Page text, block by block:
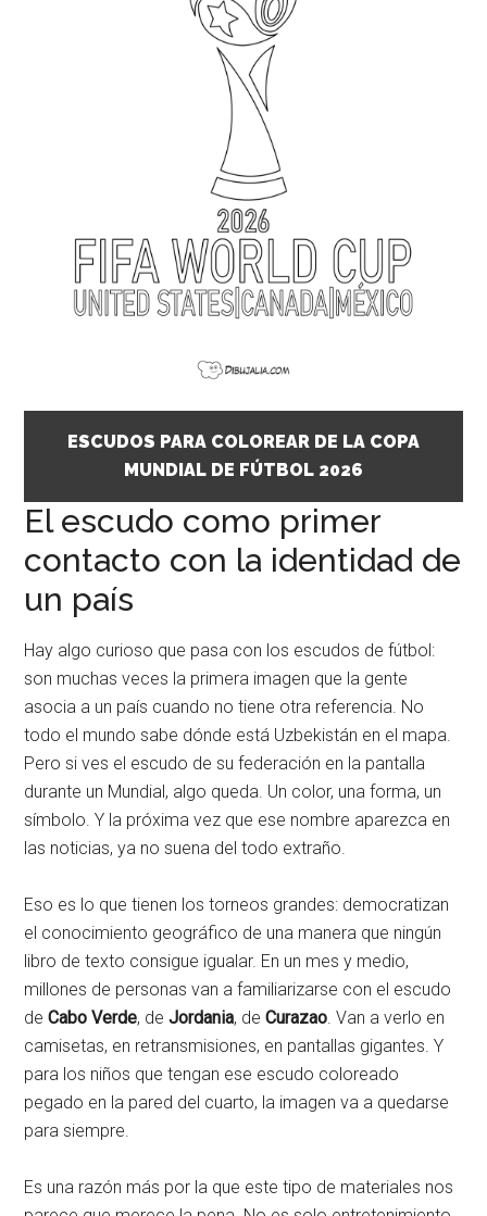
ESCUDOS PARA COLOREAR DE LA COPA
MUNDIAL DE FÚTBOL 2026
El escudo como primer
contacto con la identidad de
un país
Hay algo curioso que pasa con los escudos de fútbol:
son muchas veces la primera imagen que la gente
asocia a un país cuando no tiene otra referencia. No
todo el mundo sabe dónde está Uzbekistán en el mapa.
Pero si ves el escudo de su federación en la pantalla
durante un Mundial, algo queda. Un color, una forma, un
símbolo. Y la próxima vez que ese nombre aparezca en
las noticias, ya no suena del todo extraño.
Eso es lo que tienen los torneos grandes: democratizan
el conocimiento geográfico de una manera que ningún
libro de texto consigue igualar. En un mes y medio,
millones de personas van a familiarizarse con el escudo
deCabo Verde, deJordania, deCurazao. Van a verlo en
camisetas, en retransmisiones, en pantallas gigantes. Y
para los niños que tengan ese escudo coloreado
pegado en la pared del cuarto, la imagen va a quedarse
para siempre.
Es una razón más por la que este tipo de materiales nos